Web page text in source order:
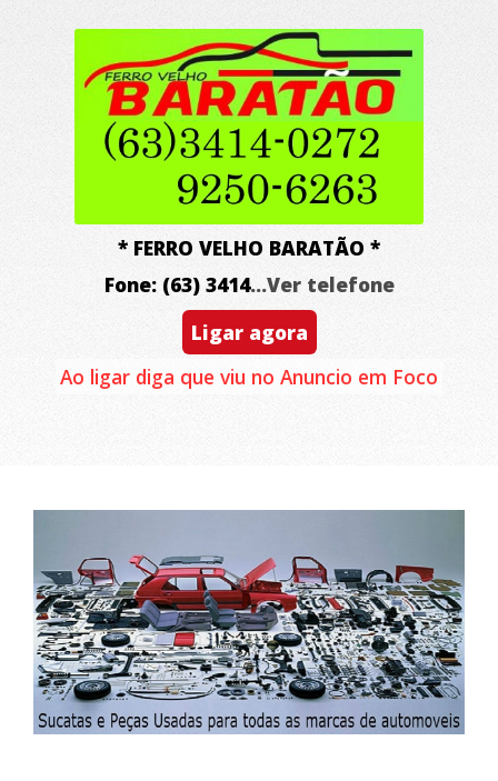
* FERRO VELHO BARATÃO *
Fone: (63) 3414...Ver telefone
Ligar agora
Ao ligar diga que viu no Anuncio em Foco